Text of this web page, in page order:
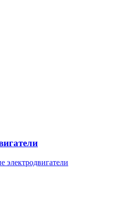
электродвигатели